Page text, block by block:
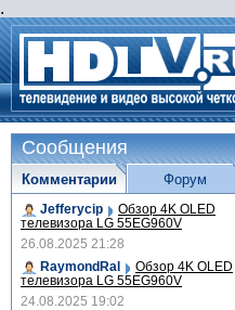
.
Сообщения
Комментарии
Jefferycip Обзор 4K OLED
телевизора LG 55EG960V
26.08.2025 21:28
RaymondRal
Обзор 4K OLED
телевизора LG 55EG960V
24.08.2025 19:02
Форум